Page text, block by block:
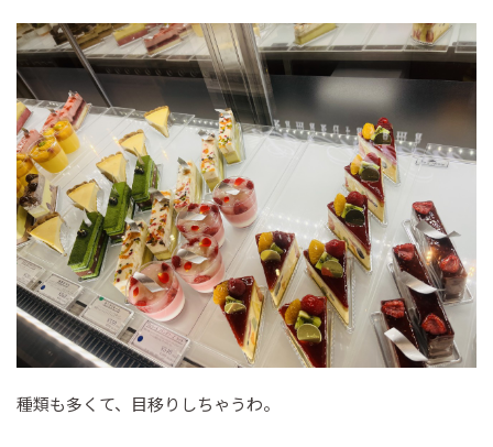
種類も多くて、目移りしちゃうわ。